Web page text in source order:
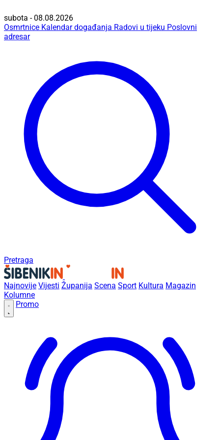
subota - 08.08.2026
Osmrtnice Kalendar događanja Radovi u tijeku Poslovni
adresar
Pretraga
Najnovije Vijesti Županija Scena Sport Kultura Magazin
Kolumne
Promo